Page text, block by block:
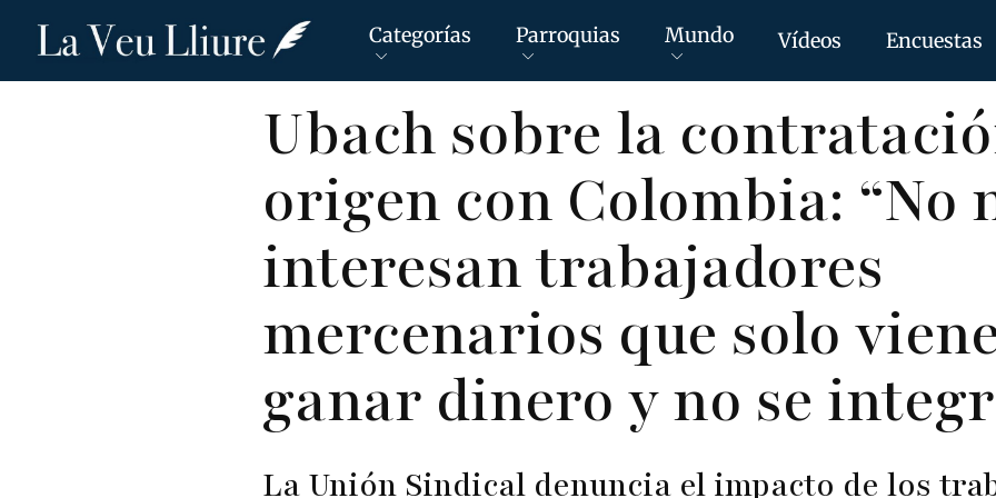
Pasar
Categorías Parroquias Mundo Vídeos Encuestas
Ubach sobre la
origen con Colombia: “No
interesan trabajadores
mercenarios que solo
ganar dinero y no se
La Unión Sindical denuncia el impacto de los